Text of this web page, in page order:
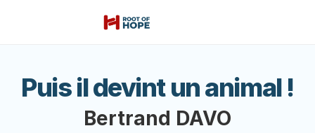
Puis il devint un animal !
Bertrand DAVO